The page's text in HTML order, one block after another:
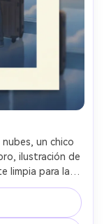
un chico
ilustración de
limpia para la
sutiles,
85mm, poca